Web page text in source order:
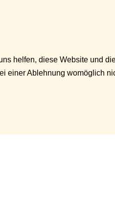
helfen, diese Website und
einer Ablehnung womöglich